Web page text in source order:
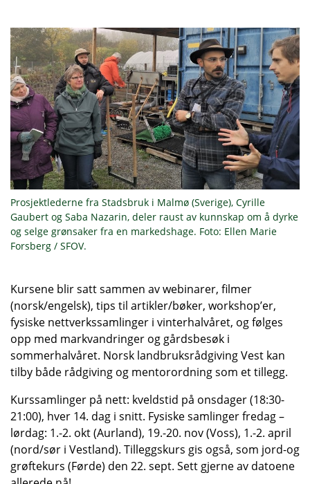
Prosjektlederne fra Stadsbruk i Malmø (Sverige), Cyrille
Gaubert og Saba Nazarin, deler raust av kunnskap om å dyrke
og selge grønsaker fra en markedshage. Foto: Ellen Marie
Forsberg / SFOV.
Kursene blir satt sammen av webinarer, filmer
(norsk/engelsk), tips til artikler/bøker, workshop’er,
fysiske nettverkssamlinger i vinterhalvåret, og følges
opp med markvandringer og gårdsbesøk i
sommerhalvåret. Norsk landbruksrådgiving Vest kan
tilby både rådgiving og mentorordning som et tillegg.
Kurssamlinger på nett: kveldstid på onsdager (18:30-
21:00), hver 14. dag i snitt. Fysiske samlinger fredag –
lørdag: 1.-2. okt (Aurland), 19.-20. nov (Voss), 1.-2. april
(nord/sør i Vestland). Tilleggskurs gis også, som jord-og
grøftekurs (Førde) den 22. sept. Sett gjerne av datoene